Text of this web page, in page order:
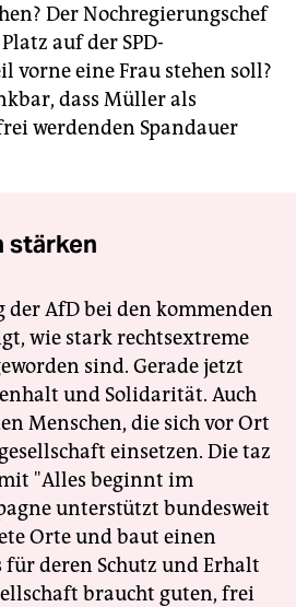
Der Nochregierungschef
auf der SPD-
vorne eine Frau stehen soll?
dass Müller als
werdenden Spandauer
stärken
der AfD bei den kommenden
wie stark rechtsextreme
sind. Gerade jetzt
und Solidarität. Auch
Menschen, die sich vor Ort
einsetzen. Die taz
"Alles beginnt im
unterstützt bundesweit
Orte und baut einen
für deren Schutz und Erhalt
braucht guten, frei